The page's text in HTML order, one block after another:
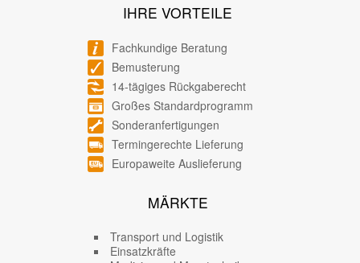
IHRE VORTEILE
Fachkundige Beratung
Bemusterung
14-tägiges Rückgaberecht
Großes Standardprogramm
Sonderanfertigungen
Termingerechte Lieferung
Europaweite Auslieferung
MÄRKTE
Transport und Logistik
Einsatzkräfte